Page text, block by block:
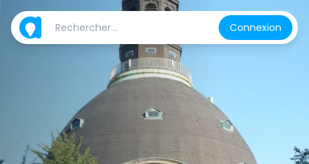
Connexion